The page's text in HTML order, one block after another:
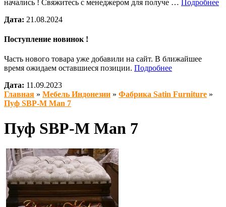
начались ! Свяжитесь с менеджером для получе …
Подробнее
Дата: 21.08.2024
Поступление новинок !
Часть нового товара уже добавили на сайт. В ближайшее
время ожидаем оставшиеся позиции. Подробнее
Дата: 11.09.2023
Главная » Мебель Индонезии » Фабрика Satin Furniture »
Пуф SBP-M Man 7
Пуф SBP-M Man 7